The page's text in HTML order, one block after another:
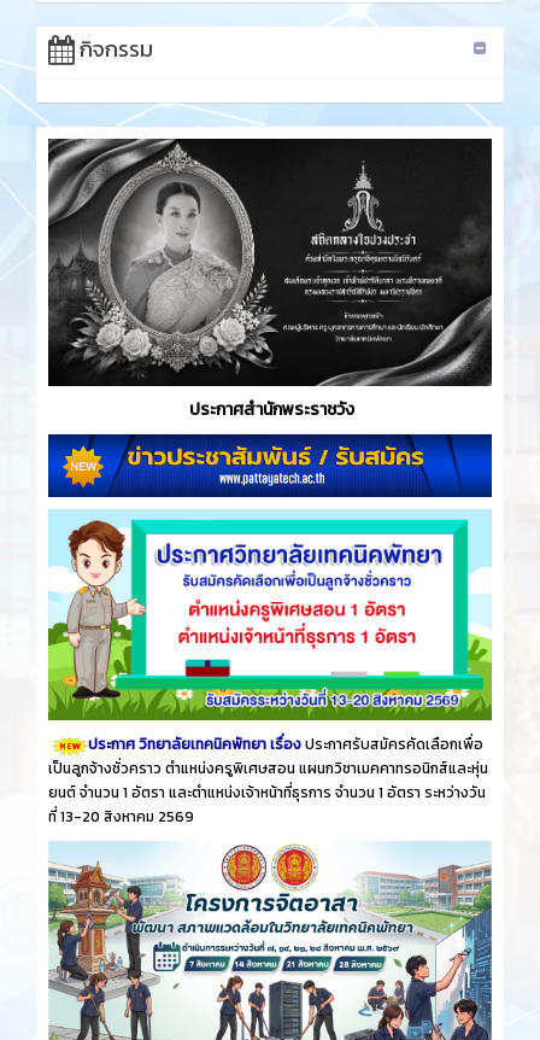
กิจกรรม
ประกาศสำนักพระราชวัง
ประกาศ วิทยาลัยเทคนิคพัทยา เรื่องประกาศรับสมัครคัดเลือกเพื่อ
เป็นลูกจ้างชั่วคราว ตำแหน่งครูพิเศษสอน แผนกวิชาเมคคาทรอนิกส์และหุ่น
ยนต์ จำนวน 1 อัตรา และตำแหน่งเจ้าหน้าที่ธุรการ จำนวน 1 อัตรา ระหว่างวัน
ที่ 13-20 สิงหาคม 2569